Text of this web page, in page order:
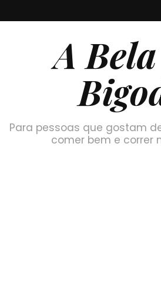
A
Para pessoas que gostam
comer bem e correr